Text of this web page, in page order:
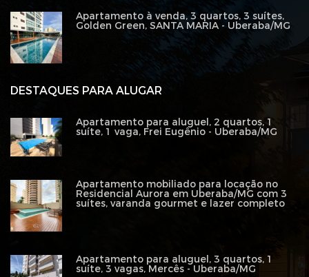
DESTAQUES PARA ALUGAR
Apartamento para aluguel, 2 quartos, 1
suíte, 1 vaga, Frei Eugênio - Uberaba/MG
Apartamento mobiliado para locação no
Residencial Aurora em Uberaba/MG com 3
suítes, varanda gourmet e lazer completo
Apartamento para aluguel, 3 quartos, 1
suíte, 3 vagas, Mercês - Uberaba/MG
Apartamento à venda, 3 quartos, 3 suítes,
Golden Green, SANTA MARIA - Uberaba/MG